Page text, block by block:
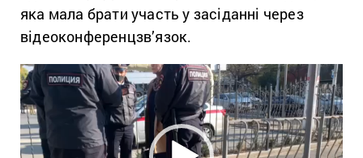
яка мала брати участь у засіданні через
відеоконференцзв’язок.
Відеопрогравач